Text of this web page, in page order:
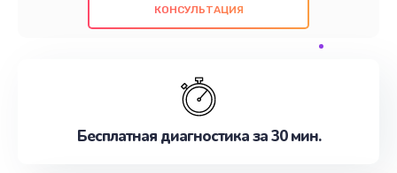
проведенных работ. Наша цель - предоставить
наилучшим образом. Не медлите записаться на
КОНСУЛЬТАЦИЯ
Бесплатная диагностика за 30 мин.